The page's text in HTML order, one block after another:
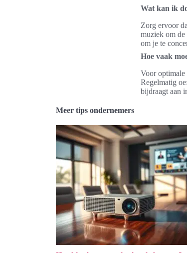
Wat kan ik
Zorg ervoor
muziek om de
om je te
Hoe vaak
Voor optimale
Regelmatig
bijdraagt aan
Meer tips ondernemers